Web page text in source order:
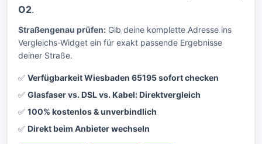
O2.
Straßengenau prüfen: Gib deine komplette Adresse ins
Vergleichs-Widget ein für exakt passende Ergebnisse
deiner Straße.
✅ Verfügbarkeit Wiesbaden 65195 sofort checken
✅ Glasfaser vs. DSL vs. Kabel: Direktvergleich
✅ 100% kostenlos & unverbindlich
✅ Direkt beim Anbieter wechseln